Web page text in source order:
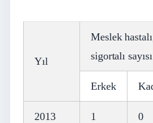
Yıl
Meslek
sigortalı sayısı
Erkek
2013 1 0